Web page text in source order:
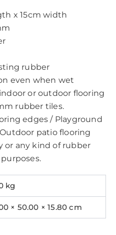
x 15cm width
rubber
even when wet
or outdoor flooring
rubber tiles.
edges / Playground
patio flooring
or any kind of rubber
kg
× 50.00 × 15.80 cm